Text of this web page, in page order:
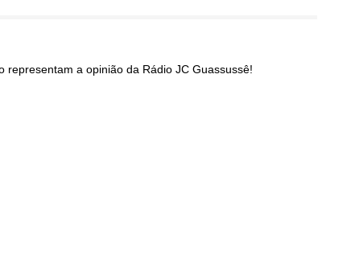
a opinião da Rádio JC Guassussê!